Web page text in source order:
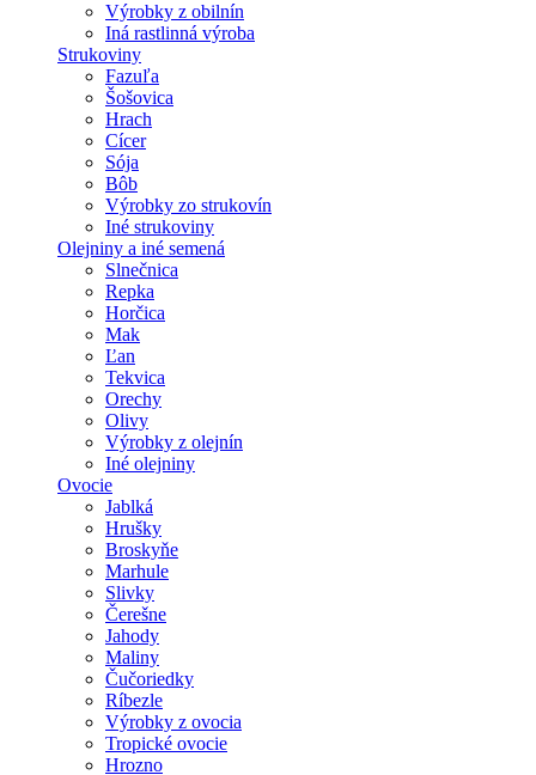
Výrobky z obilnín
Iná rastlinná výroba
Strukoviny
Fazuľa
Šošovica
Hrach
Cícer
Sója
Bôb
Výrobky zo strukovín
Iné strukoviny
Olejniny a iné semená
Slnečnica
Repka
Horčica
Mak
Ľan
Tekvica
Orechy
Olivy
Výrobky z olejnín
Iné olejniny
Ovocie
Jablká
Hrušky
Broskyňe
Marhule
Slivky
Čerešne
Jahody
Maliny
Čučoriedky
Ríbezle
Výrobky z ovocia
Tropické ovocie
Hrozno